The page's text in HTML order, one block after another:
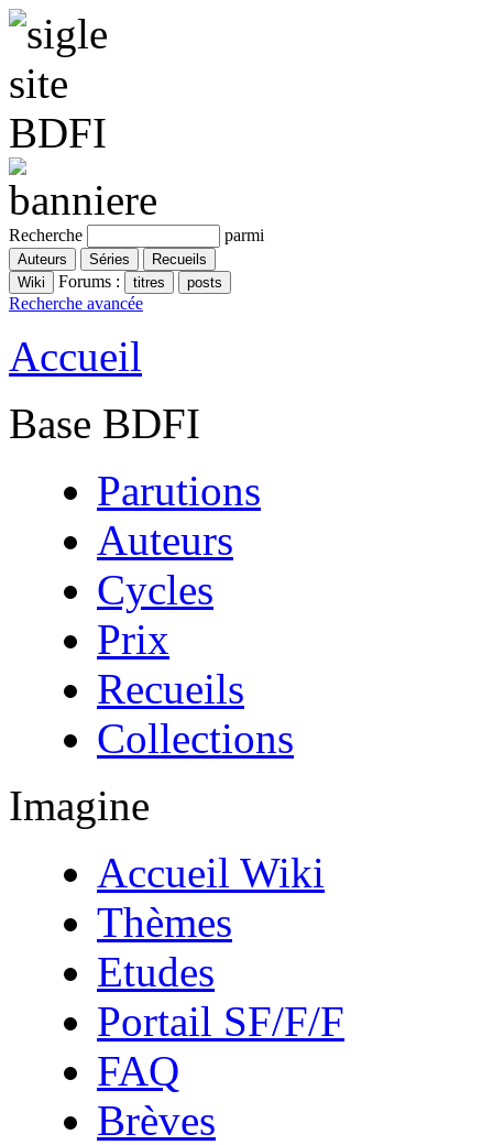
Recherche parmi
Forums :
Recherche avancée
Accueil
Base BDFI
Parutions
Auteurs
Cycles
Prix
Recueils
Collections
Imagine
Accueil Wiki
Thèmes
Etudes
Portail SF/F/F
FAQ
Brèves